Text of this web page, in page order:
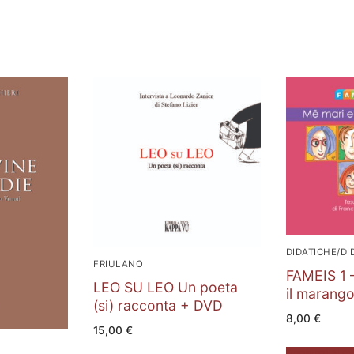
FRIULANO
LEO SU LEO Un poeta
(si) racconta + DVD
15,00€
DIDATICHE/
FAMEIS
il
8,00 €